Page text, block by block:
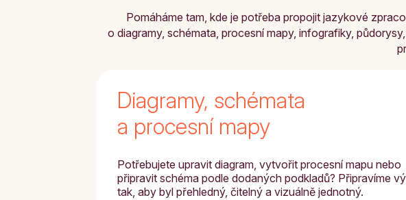
Pomáháme tam, kde je potřeba propojit jazykové
o diagramy, schémata, procesní mapy, infografiky,
Diagramy, schémata
a procesní mapy
Potřebujete upravit diagram, vytvořit procesní mapu nebo
připravit schéma podle dodaných podkladů? Připravíme
tak, aby byl přehledný, čitelný a vizuálně jednotný.